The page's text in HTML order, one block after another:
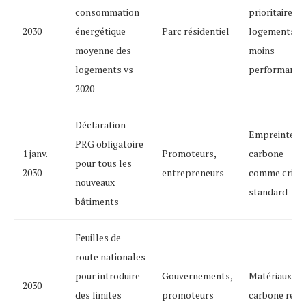
2030
consommation
énergétique
moyenne des
logements vs
2020
Parc résidentiel
prioritaire
logements
moins
performants
1 janv.
2030
Déclaration
PRG obligatoire
pour tous les
nouveaux
bâtiments
Promoteurs,
entrepreneurs
Empreinte
carbone
comme
standard
2030
Feuilles de
route nationales
pour introduire
des limites
Gouvernements,
promoteurs
Matériaux
carbone